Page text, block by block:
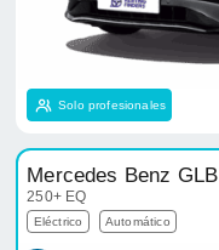
Solo profesionales
Mercedes Benz GLB
250+ EQ
Eléctrico Automático